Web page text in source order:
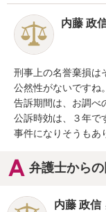
内藤 政
刑事上の名誉棄損は
公然性がないですね。
告訴期間は、お調べ
公訴時効は、３年で
事件になりそうもあ
弁護士から
内藤 政信